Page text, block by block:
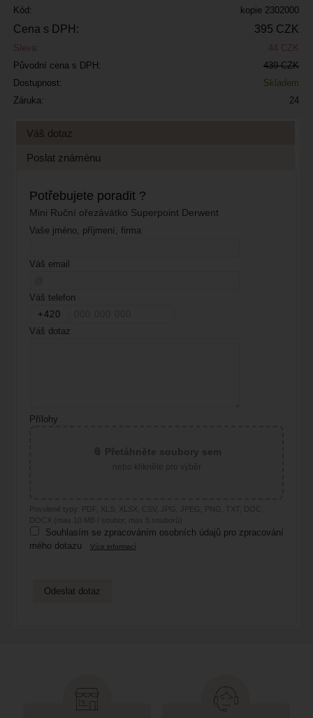
Kód: kopie 2302000
Cena s DPH: 395 CZK
Sleva:
44 CZK
Původní cena s DPH:
439 CZK
Dostupnost:
Skladem
Záruka:
24
Váš dotaz
Poslat známénu
Potřebujete poradit ?
Mini Ruční ořezávátko Superpoint Derwent
Vaše jméno, příjmení, firma
Váš email
Váš telefon
Váš dotaz
Přílohy
Povolené typy: PDF, XLS, XLSX, CSV, JPG, JPEG, PNG, TXT, DOC,
DOCX (max 10 MB / soubor, max 5 souborů)
Souhlasím se zpracováním osobních údajů pro zpracování
mého dotazu
Více informací